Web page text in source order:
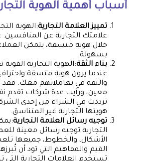
أسباب أهمية الهوية
تمييز العلامة التجارية:الهوية
علامتك التجارية عن
خلال هوية متسقة، يتمكن
بسهولة.
بناء الثقة:الهوية التجارية القوية
عندما يرون هوية متسقة
والثقة في تعاملاتهم معك.
معين، ورأيت عدة شركات تقدم
ترددت في الشراء من إحدى
هويتها التجارية غير المتناسق.
توجيه رسائل العلامة التجارية
التجارية توجيه رسائل معينة
الأشكال، والخطوط، جميعها
القيم والمفاهيم التي تود أن
تستخدم العلامات التجارية